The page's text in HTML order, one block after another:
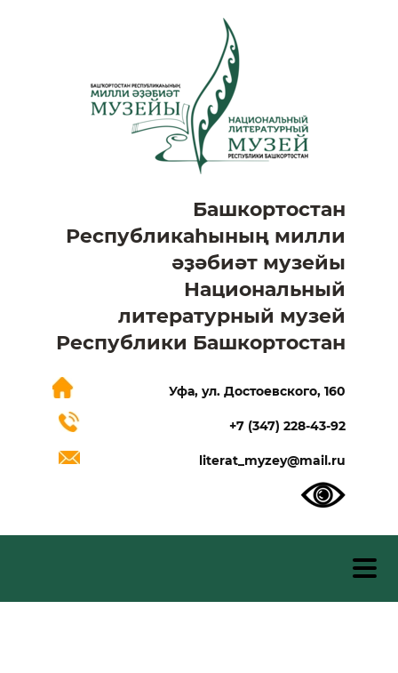
Башкортостан
Республикаһының милли
әҙәбиәт музейы
Национальный
литературный музей
Республики Башкортостан
Уфа, ул. Достоевского, 160
+7 (347) 228-43-92
literat_myzey@mail.ru